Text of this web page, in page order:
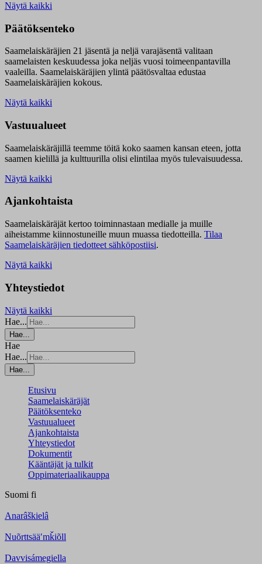
Näytä kaikki
Päätöksenteko
Saamelaiskäräjien 21 jäsentä ja neljä varajäsentä valitaan
saamelaisten keskuudessa joka neljäs vuosi toimeenpantavilla
vaaleilla. Saamelaiskäräjien ylintä päätösvaltaa edustaa
Saamelaiskäräjien kokous.
Näytä kaikki
Vastuualueet
Saamelaiskäräjillä teemme töitä koko saamen kansan eteen, jotta
saamen kielillä ja kulttuurilla olisi elintilaa myös tulevaisuudessa.
Näytä kaikki
Ajankohtaista
Saamelaiskäräjät kertoo toiminnastaan medialle ja muille
aiheistamme kiinnostuneille muun muassa tiedotteilla. Tilaa
Saamelaiskäräjien tiedotteet sähköpostiisi.
Näytä kaikki
Yhteystiedot
Näytä kaikki
Hae...
Hae...
Hae
Hae...
Hae...
Etusivu
Saamelaiskäräjät
Päätöksenteko
Vastuualueet
Ajankohtaista
Yhteystiedot
Dokumentit
Kääntäjät ja tulkit
Oppimateriaalikauppa
Suomi fi
Anarâškielâ
Nuõrttsääʹmǩiõll
Davvisámegiella